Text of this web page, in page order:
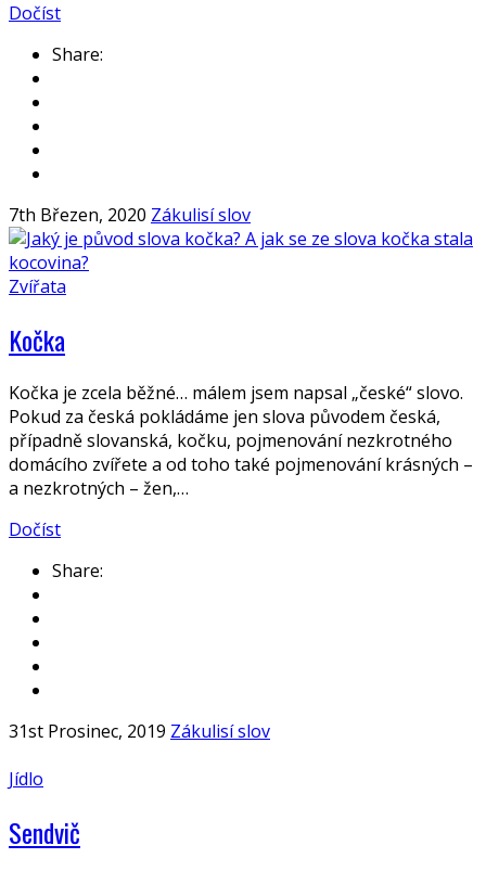
Dočíst
Share:
7th Březen, 2020 Zákulisí slov
Zvířata
Kočka
Kočka je zcela běžné… málem jsem napsal „české“ slovo.
Pokud za česká pokládáme jen slova původem česká,
případně slovanská, kočku, pojmenování nezkrotného
domácího zvířete a od toho také pojmenování krásných –
a nezkrotných – žen,…
Dočíst
Share:
31st Prosinec, 2019 Zákulisí slov
Jídlo
Sendvič